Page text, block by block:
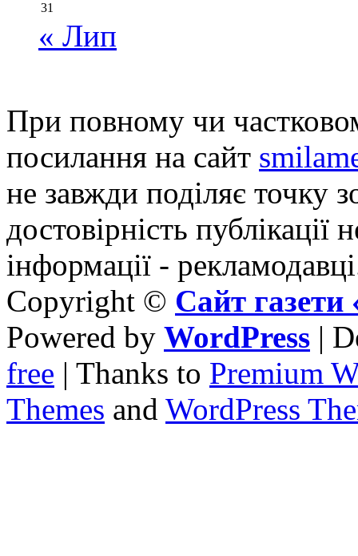
31
« Лип
При повному чи
посилання на сайт
не завжди поділяє точку
достовірність публікації
інформації -
Copyright © Сайт
Powered by WordPress |
free | Thanks to Premium
Themes and WordPress